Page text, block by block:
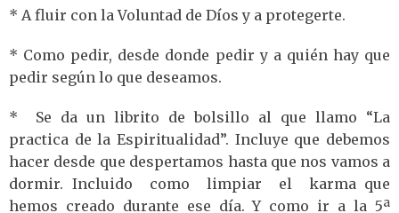
* A fluir con la Voluntad de Díos y a protegerte.
* Como pedir, desde donde pedir y a quién hay que
pedir según lo que deseamos.
* Se da un librito de bolsillo al que llamo “La
practica de la Espiritualidad”. Incluye que debemos
hacer desde que despertamos hasta que nos vamos a
dormir. Incluido como limpiar el karma que
hemos creado durante ese día. Y como ir a la 5ª